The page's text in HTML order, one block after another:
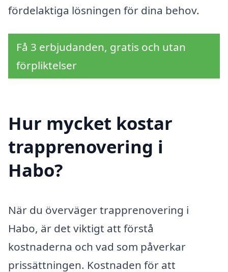
fördelaktiga lösningen för dina behov.
Få 3 erbjudanden, gratis och utan
förpliktelser
Hur mycket kostar
trapprenovering i
Habo?
När du överväger trapprenovering i
Habo, är det viktigt att förstå
kostnaderna och vad som påverkar
prissättningen. Kostnaden för att